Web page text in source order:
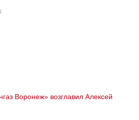
Воронеж» возглавил Алексей